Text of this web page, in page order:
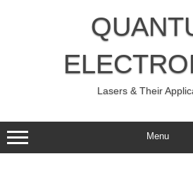
Lasers & Their
Menu